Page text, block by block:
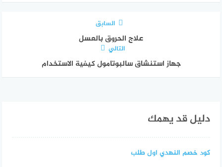
السابق
علاج الحروق بالعسل
التالي
جهاز استنشاق سالبوتامول كيفية الاستخدام
دليل قد يهمك
كود خصم النهدي اول طلب